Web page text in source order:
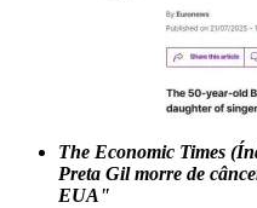
The Economic Times
Preta Gil morre de
EUA"